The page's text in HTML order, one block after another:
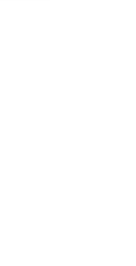
COBERTURA MÉDIA E 24H DE
COM COBERTURA MÉDIA E 24H DE
E 24H DE HIDRATAÇÃO, 3 of 11
LE TEINT COM COBERTURA MÉDIA E
ECLAT LE TEINT COM COBERTURA
TOUCHÉ ECLAT LE TEINT COM
COBERTURA MÉDIA E 24H DE
YSL TOUCHÉ ECLAT LE TEINT COM
LUMINOSA YSL TOUCHÉ ECLAT LE
LE TEINT COM COBERTURA MÉDIA E
BASE LÍQUIDA LUMINOSA YSL TOUCHÉ